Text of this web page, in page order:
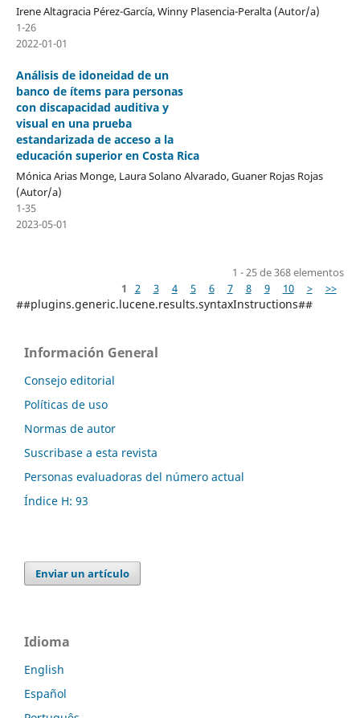
Irene Altagracia Pérez-García, Winny Plasencia-Peralta (Autor/a)
1-26
2022-01-01
Análisis de idoneidad de un
banco de ítems para personas
con discapacidad auditiva y
visual en una prueba
estandarizada de acceso a la
educación superior en Costa Rica
Mónica Arias Monge, Laura Solano Alvarado, Guaner Rojas Rojas
(Autor/a)
1-35
2023-05-01
1 - 25 de 368 elementos
1
2 3 4 5 6 7 8 9 10 > >>
##plugins.generic.lucene.results.syntaxInstructions##
Información General
Consejo editorial
Políticas de uso
Normas de autor
Suscribase a esta revista
Personas evaluadoras del número actual
Índice H: 93
Enviar un artículo
Idioma
English
Español